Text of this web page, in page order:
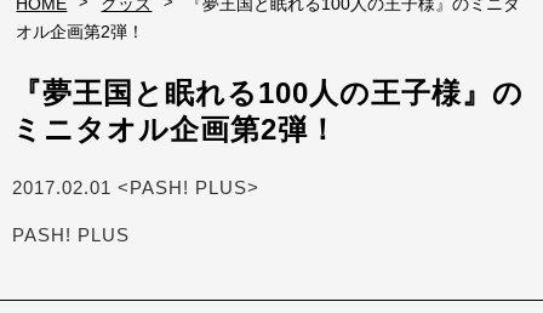
オル企画第2弾！
『夢王国と眠れる100人の王子様』の
ミニタオル企画第2弾！
2017.02.01 <PASH! PLUS>
PASH! PLUS